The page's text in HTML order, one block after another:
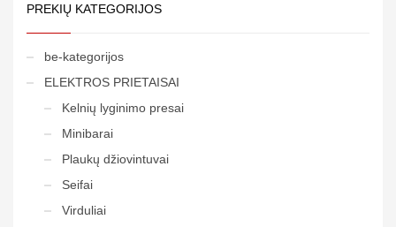
PREKIŲ KATEGORIJOS
be-kategorijos
ELEKTROS PRIETAISAI
Kelnių lyginimo presai
Minibarai
Plaukų džiovintuvai
Seifai
Virduliai